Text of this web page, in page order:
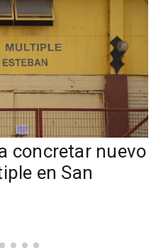
concretar nuevo
en San